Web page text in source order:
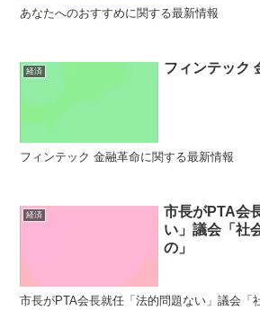
あなたへのおすすめに関する最新情報
経済 フィンテック
フィンテック 金融革命に関する最新情報
経済
市長がPTA会
い」議会「社
の」
市長がPTA会長就任「法的問題ない」議会「